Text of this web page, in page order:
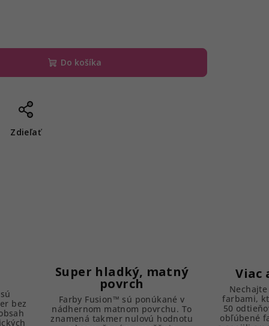
Do košíka
Zdieľať
bez
Super hladký, matný
povrch
Farby Fusion™ sú ponúkané v
nádhernom matnom povrchu. To
znamená takmer nulovú hodnotu
Viac
farbami,
50
obľúbené